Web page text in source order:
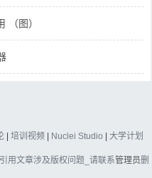
（图）
| 培训视频 | Nuclei Studio | 大学计划
用文章涉及版权问题_请联系管理员删